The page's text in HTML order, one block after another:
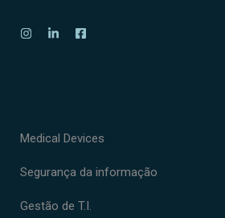
Medical Devices
Segurança da informação
Gestão de T.I.